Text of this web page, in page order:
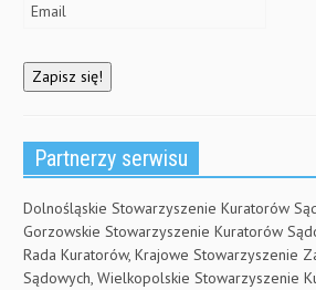
Partnerzy serwisu
Dolnośląskie Stowarzyszenie Kuratorów
Gorzowskie Stowarzyszenie Kuratorów
Rada Kuratorów, Krajowe Stowarzyszenie
Sądowych, Wielkopolskie Stowarzyszenie